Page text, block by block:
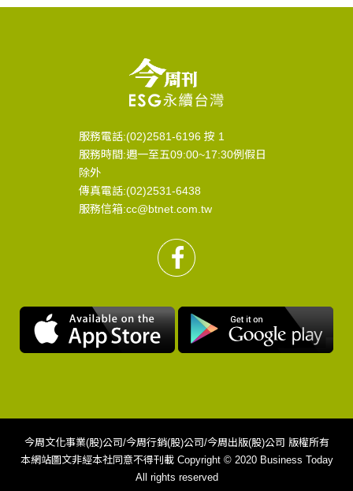
服務電話:(02)2581-6196 按 1
服務時間:週一至五09:00~17:30例假日
除外
傳真電話:(02)2531-6438
服務信箱:cc@btnet.com.tw
今周文化事業(股)公司/今周行銷(股)公司/今周出版(股)公司 版權所有
本網站圖文非經本社同意不得刊載 Copyright © 2020 Business Today
All rights reserved